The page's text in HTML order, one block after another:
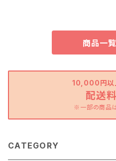
商品一
10,000円以
配送
※一部の商品
CATEGORY